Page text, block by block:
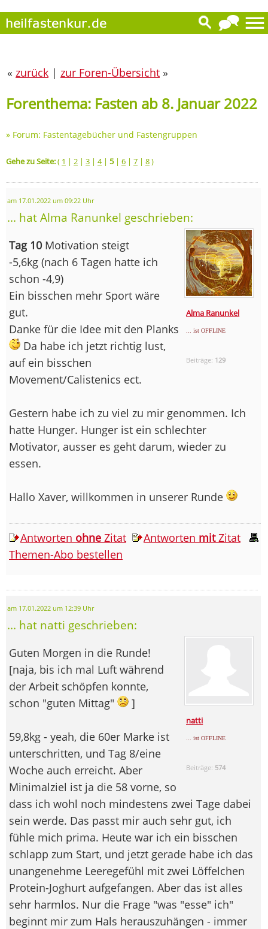
« zurück | zur Foren-Übersicht »
Forenthema: Fasten ab 8. Januar 2022
» Forum: Fastentagebücher und Fastengruppen
Gehe zu Seite:( 1 | 2 | 3 | 4| 5| 6 | 7 | 8)
am 17.01.2022 um 09:22 Uhr
... hat Alma Ranunkel geschrieben:
Alma Ranunkel
... ist OFFLINE
Beiträge: 129
Tag 10Motivation steigt
-5,6kg (nach 6 Tagen hatte ich
schon -4,9)
Ein bisschen mehr Sport wäre
gut.
Danke für die Idee mit den Planks
Da habe ich jetzt richtig lust,
auf ein bisschen
Movement/Calistenics ect.
Gestern habe ich zu viel zu mir genommen. Ich
hatte Hunger. Hunger ist ein schlechter
Motivator, ausser es geht darum, wieder zu
essen.
Hallo Xaver, willkommen in unserer Runde
Antworten ohne Zitat Antworten mitZitat
Themen-Abo bestellen
am 17.01.2022 um 12:39 Uhr
... hat natti geschrieben:
natti
... ist OFFLINE
Beiträge: 574
Guten Morgen in die Runde!
[naja, bis ich mal Luft während
der Arbeit schöpfen konnte,
schon "guten Mittag"
]
59,8kg - yeah, die 60er Marke ist
unterschritten, und Tag 8/eine
Woche auch erreicht. Aber
Minimalziel ist ja die 58 vorne, so
dass ich wohl noch mindestens zwei Tage dabei
sein werde. Das passt mir auch sehr gut, ich
fühle mich prima. Heute war ich ein bisschen
schlapp zum Start, und jetzt gerade habe ich das
unangenehme Leeregefühl mit zwei Löffelchen
Protein-Joghurt aufgefangen. Aber das ist alles
sehr harmlos. Nur die Frage "was "esse" ich"
beginnt mir zum Hals herauszuhängen - immer